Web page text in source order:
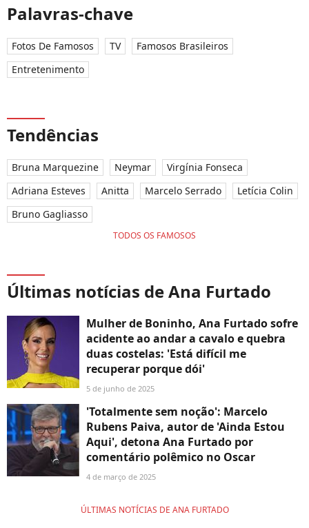
Palavras-chave
Fotos De Famosos TV
Famosos Brasileiros
Entretenimento
Tendências
Bruna Marquezine Neymar
Virgínia Fonseca
Adriana Esteves
Anitta Marcelo Serrado
Letícia Colin
Bruno Gagliasso
TODOS OS FAMOSOS
Últimas notícias de Ana Furtado
Mulher de Boninho, Ana Furtado sofre
acidente ao andar a cavalo e quebra
duas costelas: 'Está difícil me
recuperar porque dói'
5 de junho de 2025
'Totalmente sem noção': Marcelo
Rubens Paiva, autor de 'Ainda Estou
Aqui', detona Ana Furtado por
comentário polêmico no Oscar
4 de março de 2025
ÚLTIMAS NOTÍCIAS DE ANA FURTADO